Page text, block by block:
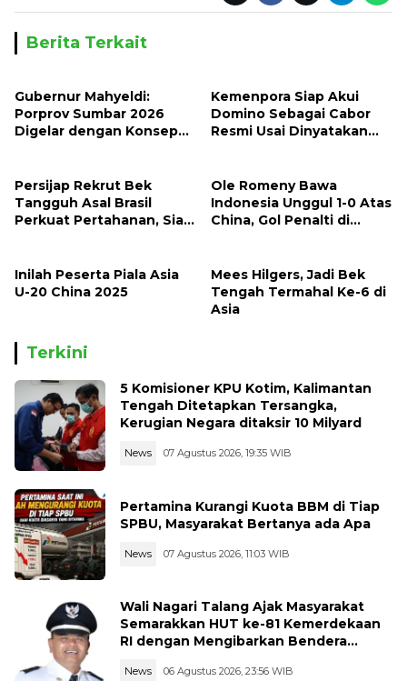
Berita Terkait
Gubernur Mahyeldi:
Porprov Sumbar 2026
Digelar dengan Konsep
Kemenpora Siap Akui
Domino Sebagai Cabor
Resmi Usai Dinyatakan
Persijap Rekrut Bek
Tangguh Asal Brasil
Perkuat Pertahanan, Siap
Ole Romeny Bawa
Indonesia Unggul 1-0 Atas
China, Gol Penalti di
Inilah Peserta Piala Asia
U-20 China 2025
Mees Hilgers, Jadi Bek
Tengah Termahal Ke-6 di
Asia
Terkini
5 Komisioner KPU Kotim, Kalimantan
Tengah Ditetapkan Tersangka,
Kerugian Negara ditaksir 10 Milyard
News 07 Agustus 2026, 19:35 WIB
Pertamina Kurangi Kuota BBM di Tiap
SPBU, Masyarakat Bertanya ada Apa
News 07 Agustus 2026, 11:03 WIB
Wali Nagari Talang Ajak Masyarakat
Semarakkan HUT ke-81 Kemerdekaan
RI dengan Mengibarkan Bendera
News 06 Agustus 2026, 23:56 WIB